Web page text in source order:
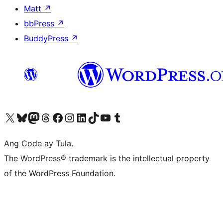
Matt ↗
bbPress ↗
BuddyPress ↗
Visit our X (formerly Twitter) account
Bisitahin ang aming Bluesky account
Visit our Mastodon account
Bisitahin ang aming Threads account
Visit our Facebook page
Visit our Instagram account
Visit our LinkedIn account
Bisitahin ang aming TikTok account
Visit our YouTube channel
Bisitahin ang aming Tumblr account
Ang Code ay Tula.
The WordPress® trademark is the intellectual property
of the WordPress Foundation.